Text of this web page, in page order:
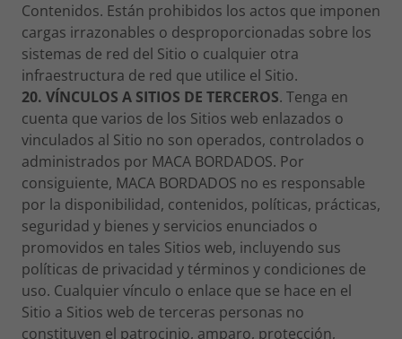
Contenidos. Están prohibidos los actos que imponen
cargas irrazonables o desproporcionadas sobre los
sistemas de red del Sitio o cualquier otra
infraestructura de red que utilice el Sitio.
20. VÍNCULOS A SITIOS DE TERCEROS. Tenga en
cuenta que varios de los Sitios web enlazados o
vinculados al Sitio no son operados, controlados o
administrados por MACA BORDADOS. Por
consiguiente, MACA BORDADOS no es responsable
por la disponibilidad, contenidos, políticas, prácticas,
seguridad y bienes y servicios enunciados o
promovidos en tales Sitios web, incluyendo sus
políticas de privacidad y términos y condiciones de
uso. Cualquier vínculo o enlace que se hace en el
Sitio a Sitios web de terceras personas no
constituyen el patrocinio, amparo, protección,